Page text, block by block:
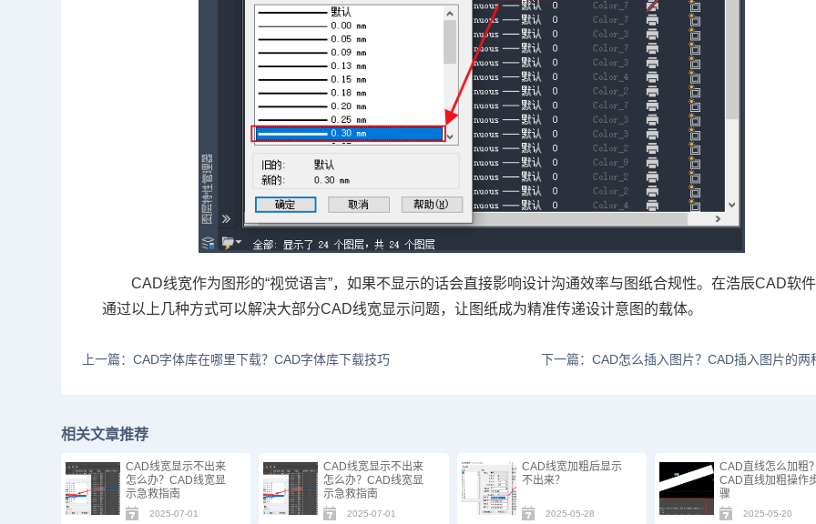
CAD线宽作为图形的“视觉语言”，如果不显示的话会直接影响设计沟通效率与图纸合规性。在浩辰CAD软件
通过以上几种方式可以解决大部分CAD线宽显示问题，让图纸成为精准传递设计意图的载体。
上一篇：CAD字体库在哪里下载？CAD字体库下载技巧 下一篇：CAD怎么插入图片？CAD插入图片的两
相关文章推荐
CAD线宽显示不出来
怎么办？CAD线宽显
示急救指南
2025-07-01
CAD线宽显示不出来
怎么办？CAD线宽显
示急救指南
2025-07-01
CAD线宽加粗后显示
不出来？
2025-05-28
CAD直线怎么加粗
CAD直线加粗操作
骤
2025-05-20